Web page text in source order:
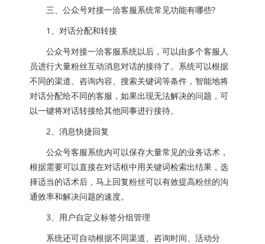
三、公众号对接一洽客服系统常见功能有哪些?
1、对话分配和转接
公众号对接一洽客服系统以后，可以由多个客服人
员进行大量粉丝互动消息对话的接待了。系统可以根据
不同的渠道、咨询内容、搜索关键词等条件，智能地将
对话分配给不同的客服，如果出现无法解决的问题，可
以一键将对话转接给其他同事进行接待。
2、消息快捷回复
公众号客服系统内可以保存大量常见的业务话术，
根据需要可以直接在对话框中用关键词检索出结果，选
择适当的话术后，马上回复粉丝可以有效提高粉丝的沟
通效率和解决问题的速度。
3、用户自定义标签分组管理
系统还可自动根据不同渠道、咨询时间、活动分